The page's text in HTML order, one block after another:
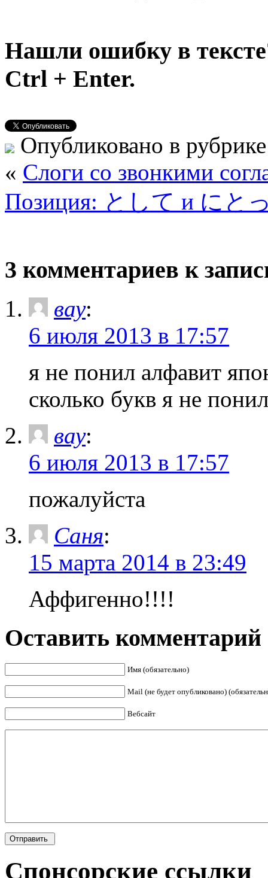
Нашли ошибку в
Ctrl + Enter.
Опубликовано в
« Слоги со звонкими
Позиция: として и にと
3 комментариев к
вау:
6 июля 2013 в 17:57
я не понил алфавит
сколько букв я не
вау:
6 июля 2013 в 17:57
пожалуйста
Саня:
15 марта 2014 в 23:49
Аффигенно!!!!
Оставить комментарий
Имя (обязательно)
Mail (не будет опубликовано)
Вебсайт
Спонсорские ссылки